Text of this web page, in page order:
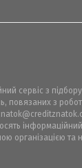
сервіс з
повязаних з
організацією та